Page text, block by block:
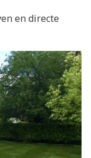
en directe